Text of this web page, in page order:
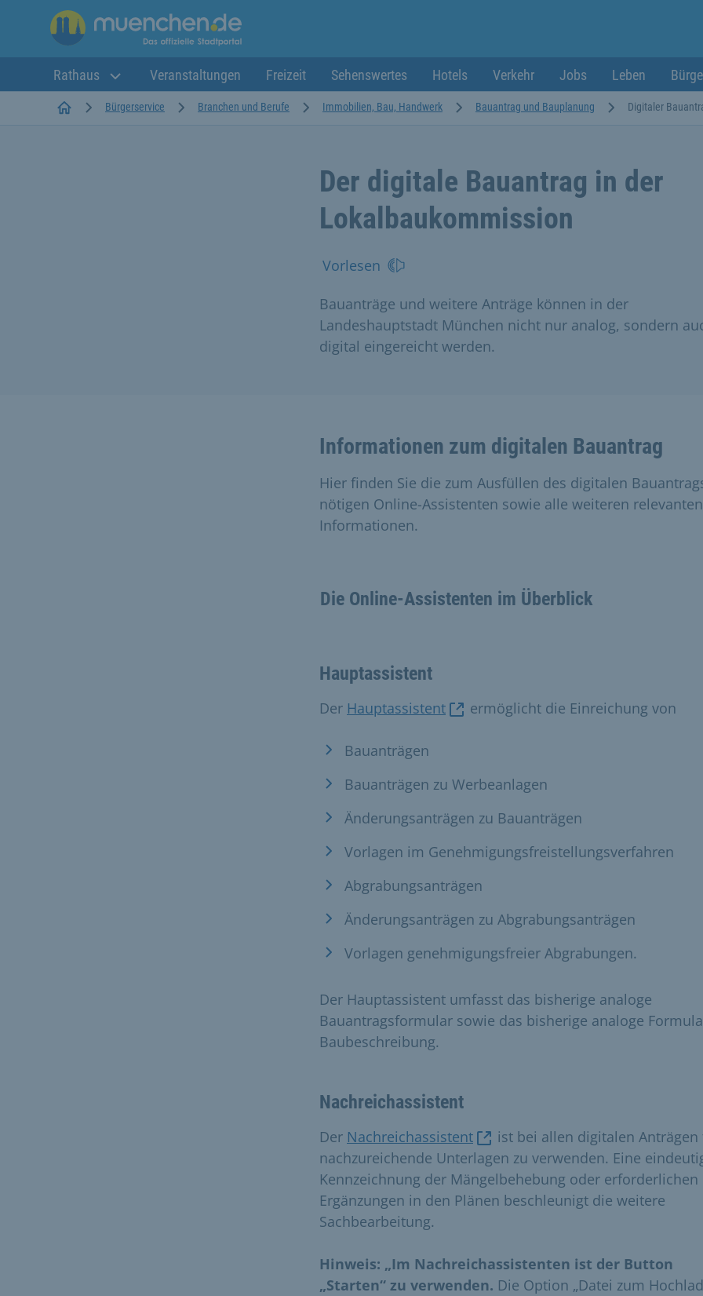
Rathaus Veranstaltungen Freizeit Sehenswertes Hotels Verkehr Jobs Leben
StartseiteBürgerservice Branchen und Berufe Immobilien, Bau, Handwerk Bauantrag und Bauplanung Digitaler
Der digitale Bauantrag in der
Lokalbaukommission
Vorlesen
Bauanträge und weitere Anträge können in der
Landeshauptstadt München nicht nur analog, sondern
digital eingereicht werden.
Informationen zum digitalen Bauantrag
Hier finden Sie die zum Ausfüllen des digitalen
nötigen Online-Assistenten sowie alle weiteren relevanten
Informationen.
Die Online-Assistenten im Überblick
Hauptassistent
Der Hauptassistent ermöglicht die Einreichung von
Bauanträgen
Bauanträgen zu Werbeanlagen
Änderungsanträgen zu Bauanträgen
Vorlagen im Genehmigungsfreistellungsverfahren
Abgrabungsanträgen
Änderungsanträgen zu Abgrabungsanträgen
Vorlagen genehmigungsfreier Abgrabungen.
Der Hauptassistent umfasst das bisherige analoge
Bauantragsformular sowie das bisherige analoge
Baubeschreibung.
Nachreichassistent
Der Nachreichassistent
ist bei allen digitalen Anträgen
nachzureichende Unterlagen zu verwenden. Eine
Kennzeichnung der Mängelbehebung oder erforderlichen
Ergänzungen in den Plänen beschleunigt die weitere
Sachbearbeitung.
Hinweis: „Im Nachreichassistenten ist der Button
„Starten“ zu verwenden. Die Option „Datei zum